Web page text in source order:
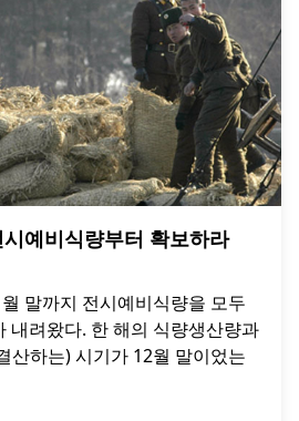
예비식량부터 확보하라
말까지 전시예비식량을 모두
내려왔다. 한 해의 식량생산량과
산하는) 시기가 12월 말이었는